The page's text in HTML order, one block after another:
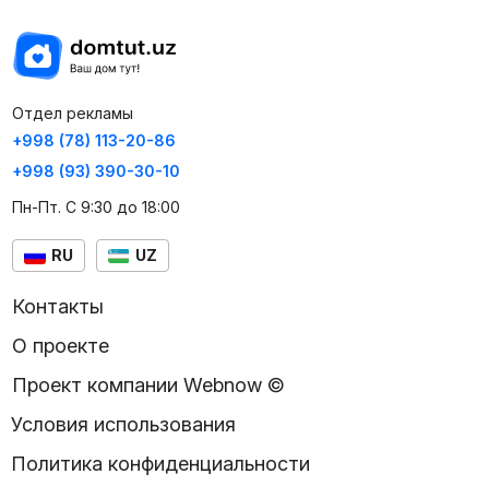
Отдел рекламы
+998 (78) 113-20-86
+998 (93) 390-30-10
Пн-Пт. С 9:30 до 18:00
RU UZ
Контакты
О проекте
Проект компании Webnow ©
Условия использования
Политика конфиденциальности